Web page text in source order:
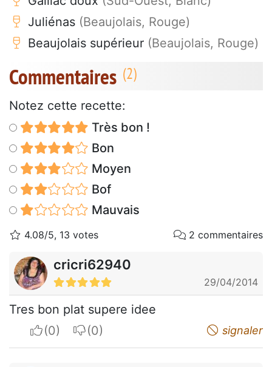
Juliénas (Beaujolais, Rouge)
Beaujolais supérieur (Beaujolais, Rouge)
Commentaires
Notez cette recette:
Très bon !
Bon
Moyen
Bof
Mauvais
4.08/5, 13 votes 2 commentaires
cricri62940
29/04/2014
Tres bon plat supere idee
I apreciateI do not appreciate signaler